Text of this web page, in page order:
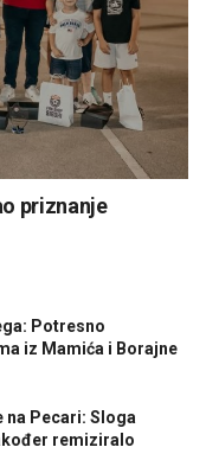
priznanje
Potresno
iz Mamića i Borajne
Pecari: Sloga
remiziralo